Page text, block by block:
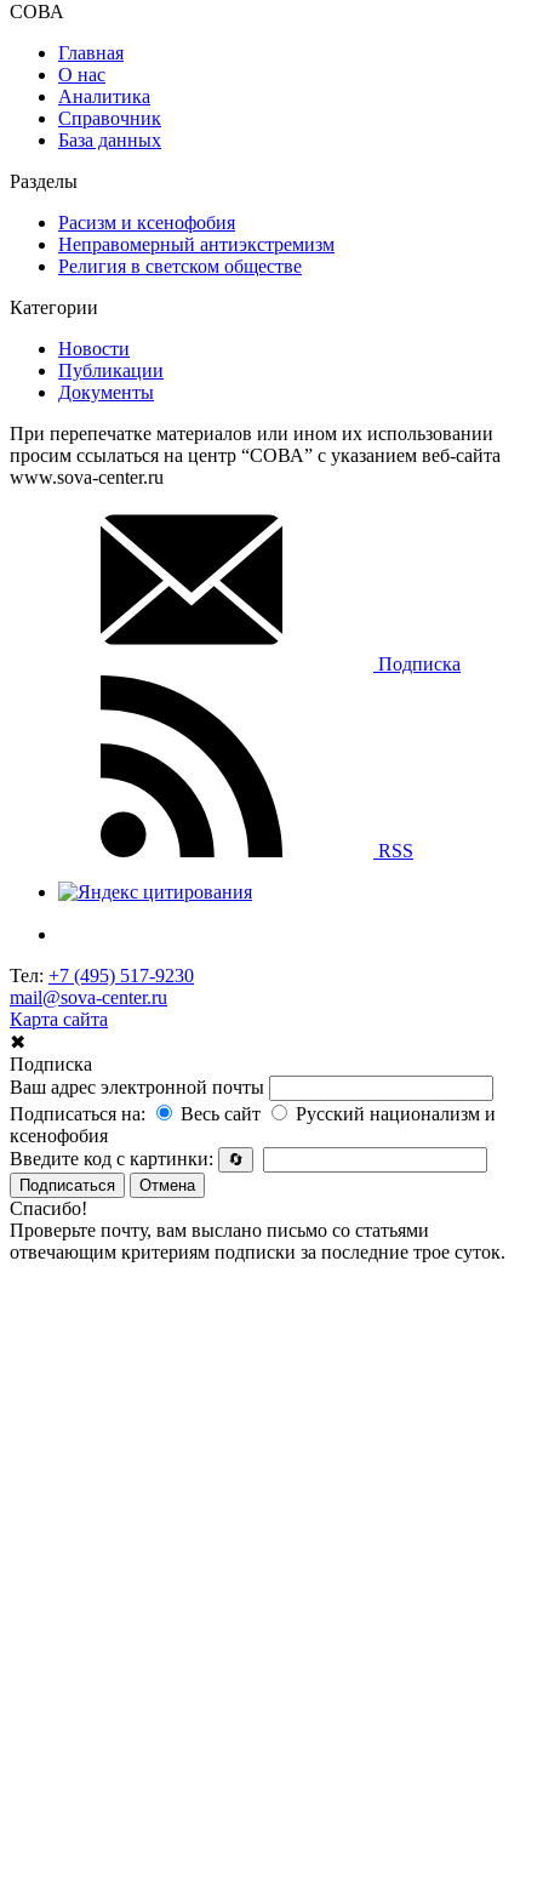
СОВА
Главная
О нас
Аналитика
Справочник
База данных
Разделы
Расизм и ксенофобия
Неправомерный антиэкстремизм
Религия в светском обществе
Категории
Новости
Публикации
Документы
При перепечатке материалов или ином их использовании
просим ссылаться на центр “СОВА” с указанием веб-сайта
www.sova-center.ru
Подписка
RSS
Тел: +7 (495) 517-9230
mail@sova-center.ru
Карта сайта
✖
Подписка
Ваш адрес электронной почты
Подписаться на:
Весь сайт
Русский национализм и
ксенофобия
Введите код с картинки:
🔄
Подписаться
Отмена
Спасибо!
Проверьте почту, вам выслано письмо со статьями
отвечающим критериям подписки за последние трое суток.